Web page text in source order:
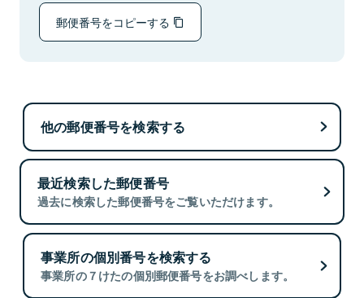
郵便番号をコピーする
他の郵便番号を検索する
最近検索した郵便番号
過去に検索した郵便番号をご覧いただけます。
事業所の個別番号を検索する
事業所の７けたの個別郵便番号をお調べします。